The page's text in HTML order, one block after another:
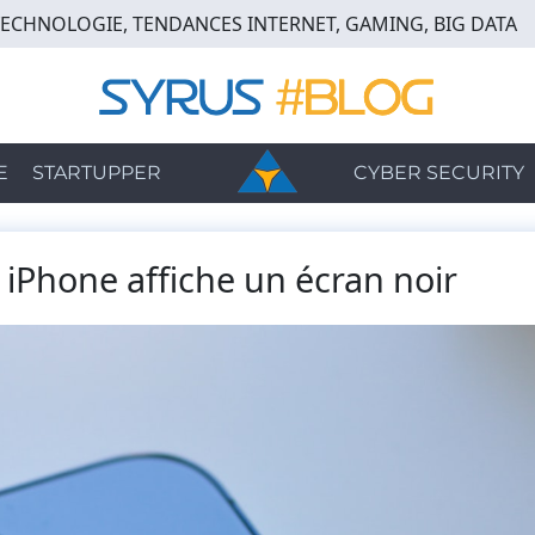
TENDANCES INTERNET, GAMING, BIG DATA
STARTUPPER CYBER SECURITY
affiche un écran noir